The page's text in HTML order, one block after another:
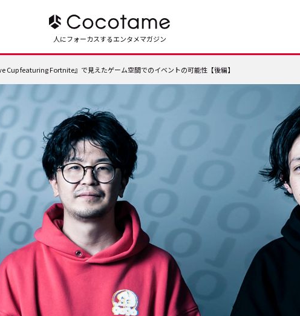
人にフォーカスするエンタメマガジン
Cup featuring Fortnite』で見えたゲーム空間でのイベントの可能性【後編】